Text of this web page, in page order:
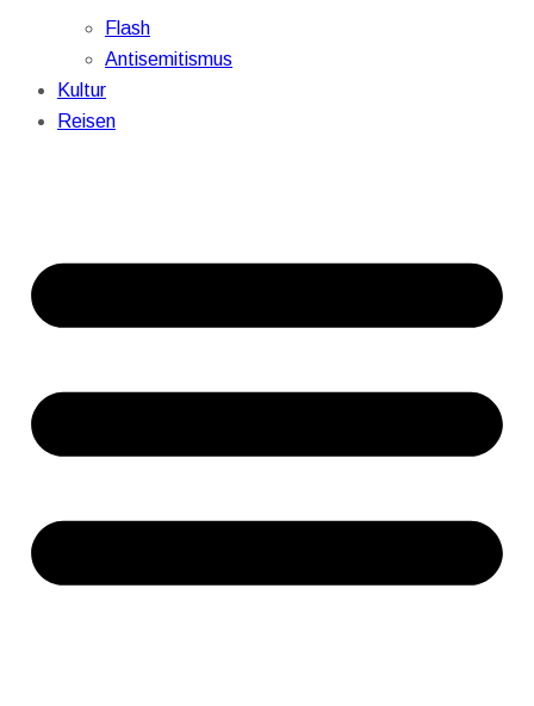
Flash
Antisemitismus
Kultur
Reisen